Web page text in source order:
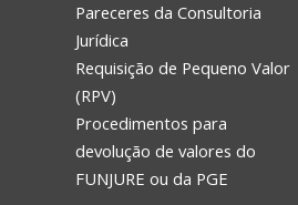
Pareceres da Consultoria
Jurídica
Requisição de Pequeno Valor
(RPV)
Procedimentos para
devolução de valores do
FUNJURE ou da PGE